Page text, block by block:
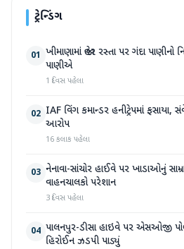
ટ્રેન્ડિંગ
01 ખીમાણામાં જાહેર રસ્તા પર ગંદા
પાણીએ
1 દિવસ પહેલા
02 IAF વિંગ કમાન્ડર હનીટ્રેપમાં ફસાયા,
આરોપ
16 કલાક પહેલા
03 નેનાવા-સાંચોર હાઈવે પર ખાડાઓનું
વાહનચાલકો પરેશાન
3 દિવસ પહેલા
04 પાલનપુર-ડીસા હાઇવે પર એસઓજી
હિરોઈન ઝડપી પાડ્યું